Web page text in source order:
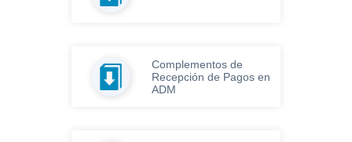
Complementos de
Recepción de Pagos en
ADM